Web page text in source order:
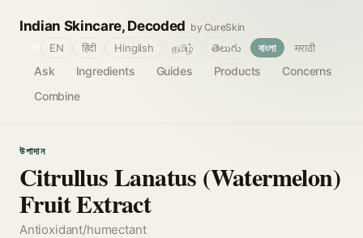
Indian Skincare, Decoded by CureSkin
Ask Ingredients Guides Products
Concerns
Combine
EN हिंदी Hinglish தமிழ் తెలుగు বাংলা मराठी
উপাদান
Citrullus Lanatus (Watermelon)
Fruit Extract
Antioxidant/humectant